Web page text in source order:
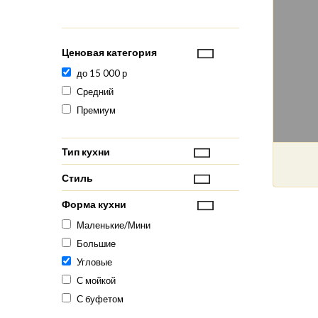
Ценовая категория
до 15 000 р
Средний
Премиум
Тип кухни
Стиль
Форма кухни
Маленькие/Мини
Большие
Угловые
С мойкой
С буфетом